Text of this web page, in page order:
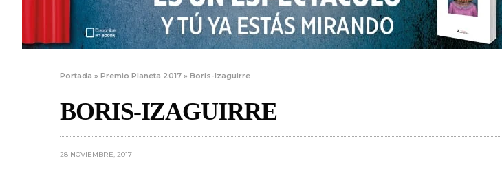
Portada »Premio Planeta 2017 »Boris-Izaguirre
BORIS-IZAGUIRRE
28 NOVIEMBRE, 2017